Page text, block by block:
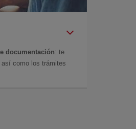
documentación: te
como los trámites